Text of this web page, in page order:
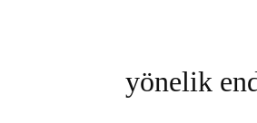
yönelik